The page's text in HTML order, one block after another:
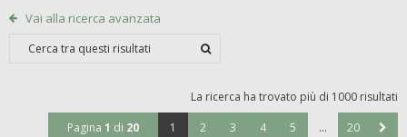
Vai alla ricerca avanzata
La ricerca ha trovato più di 1000 risultati
Pagina 1 di 20 1 2 3 4 5 … 20